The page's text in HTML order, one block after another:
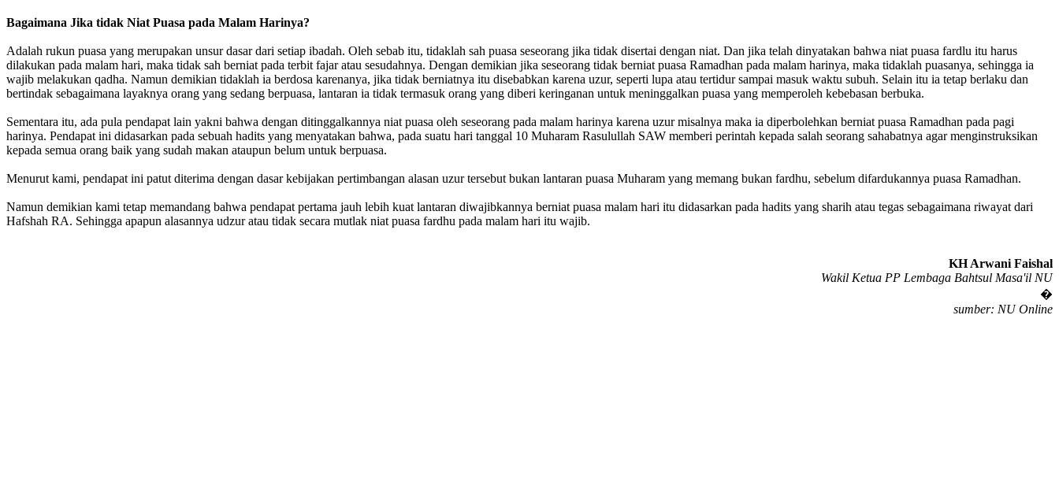
Bagaimana Jika tidak Niat Puasa pada Malam Harinya?
Adalah rukun puasa yang merupakan unsur dasar dari setiap ibadah. Oleh sebab itu, tidaklah sah puasa seseorang jika tidak disertai dengan niat. Dan jika telah dinyatakan bahwa niat puasa fardlu itu harus
dilakukan pada malam hari, maka tidak sah berniat pada terbit fajar atau sesudahnya. Dengan demikian jika seseorang tidak berniat puasa Ramadhan pada malam harinya, maka tidaklah puasanya, sehingga ia
wajib melakukan qadha. Namun demikian tidaklah ia berdosa karenanya, jika tidak berniatnya itu disebabkan karena uzur, seperti lupa atau tertidur sampai masuk waktu subuh. Selain itu ia tetap berlaku dan
bertindak sebagaimana layaknya orang yang sedang berpuasa, lantaran ia tidak termasuk orang yang diberi keringanan untuk meninggalkan puasa yang memperoleh kebebasan berbuka.
Sementara itu, ada pula pendapat lain yakni bahwa dengan ditinggalkannya niat puasa oleh seseorang pada malam harinya karena uzur misalnya maka ia diperbolehkan berniat puasa Ramadhan pada pagi
harinya. Pendapat ini didasarkan pada sebuah hadits yang menyatakan bahwa, pada suatu hari tanggal 10 Muharam Rasulullah SAW memberi perintah kepada salah seorang sahabatnya agar menginstruksikan
kepada semua orang baik yang sudah makan ataupun belum untuk berpuasa.
Menurut kami, pendapat ini patut diterima dengan dasar kebijakan pertimbangan alasan uzur tersebut bukan lantaran puasa Muharam yang memang bukan fardhu, sebelum difardukannya puasa Ramadhan.
Namun demikian kami tetap memandang bahwa pendapat pertama jauh lebih kuat lantaran diwajibkannya berniat puasa malam hari itu didasarkan pada hadits yang sharih atau tegas sebagaimana riwayat dari
Hafshah RA. Sehingga apapun alasannya udzur atau tidak secara mutlak niat puasa fardhu pada malam hari itu wajib.
KH Arwani Faishal
Wakil Ketua PP Lembaga Bahtsul Masa'il NU
�
sumber: NU Online